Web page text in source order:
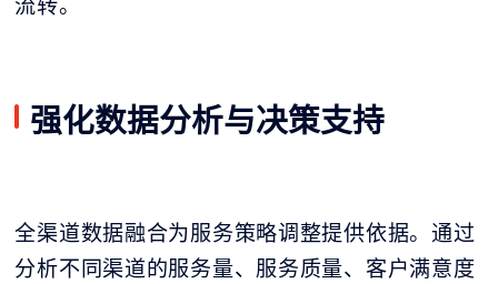
强化数据分析与决策支持
全渠道数据融合为服务策略调整提供依据。通过
分析不同渠道的服务量、服务质量、客户满意度